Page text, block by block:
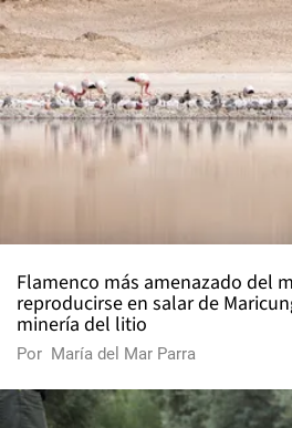
Flamenco más amenazado del
reproducirse en salar de
minería del litio
Por María del Mar Parra